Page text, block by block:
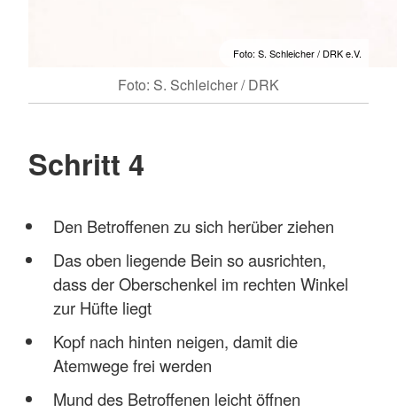
Foto: S. Schleicher / DRK e.V.
Foto: S. Schleicher / DRK
Schritt 4
Den Betroffenen zu sich herüber ziehen
Das oben liegende Bein so ausrichten,
dass der Oberschenkel im rechten Winkel
zur Hüfte liegt
Kopf nach hinten neigen, damit die
Atemwege frei werden
Mund des Betroffenen leicht öffnen